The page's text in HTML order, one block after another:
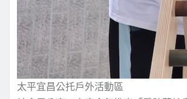
太平宜昌公托戶外活動區